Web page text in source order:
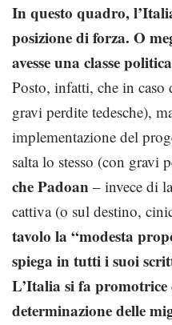
In questo quadro,
posizione di forza. O
avesse una classe
Posto, infatti, che in caso
gravi perdite tedesche),
implementazione del
salta lo stesso (con gravi
che Padoan – invece di
cattiva (o sul destino,
tavolo la “modesta
spiega in tutti i suoi
L’Italia si fa promotrice
determinazione delle